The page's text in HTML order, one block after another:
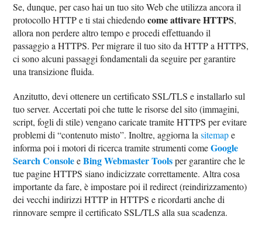
Se, dunque, per caso hai un tuo sito Web che utilizza ancora il
protocollo HTTP e ti stai chiedendocome attivare HTTPS,
allora non perdere altro tempo e procedi effettuando il
passaggio a HTTPS. Per migrare il tuo sito da HTTP a HTTPS,
ci sono alcuni passaggi fondamentali da seguire per garantire
una transizione fluida.
Anzitutto, devi ottenere un certificato SSL/TLS e installarlo sul
tuo server. Accertati poi che tutte le risorse del sito (immagini,
script, fogli di stile) vengano caricate tramite HTTPS per evitare
problemi di “contenuto misto”. Inoltre, aggiorna lasitemape
informa poi i motori di ricerca tramite strumenti comeGoogle
Search ConsoleeBing Webmaster Toolsper garantire che le
tue pagine HTTPS siano indicizzate correttamente. Altra cosa
importante da fare, è impostare poi il redirect (reindirizzamento)
dei vecchi indirizzi HTTP in HTTPS e ricordarti anche di
rinnovare sempre il certificato SSL/TLS alla sua scadenza.